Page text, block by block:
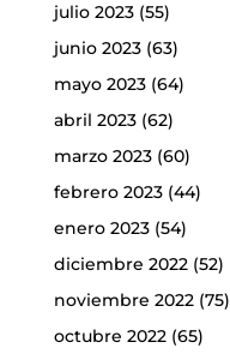
julio 2023(55)
junio 2023(63)
mayo 2023(64)
abril 2023(62)
marzo 2023(60)
febrero 2023(44)
enero 2023(54)
diciembre 2022(52)
noviembre 2022(75)
octubre 2022(65)